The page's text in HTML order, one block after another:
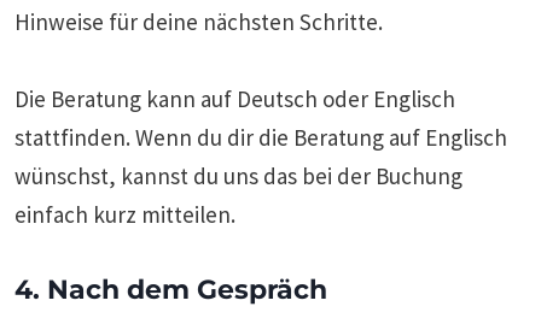
Hinweise für deine nächsten Schritte.
Die Beratung kann auf Deutsch oder Englisch
stattfinden. Wenn du dir die Beratung auf Englisch
wünschst, kannst du uns das bei der Buchung
einfach kurz mitteilen.
4. Nach dem Gespräch